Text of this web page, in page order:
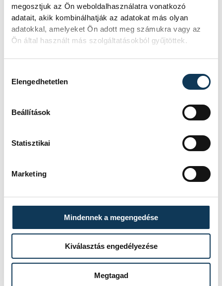
megosztjuk az Ön weboldalhasználatra vonatkozó
adatait, akik kombinálhatják az adatokat más olyan
adatokkal, amelyeket Ön adott meg számukra vagy az
Ön által használt más szolgáltatásokból gyűjtöttek.
Elengedhetetlen
Beállítások
Statisztikai
Marketing
Mindennek a megengedése
Kiválasztás engedélyezése
Megtagad
sport
futsal
VEHIR.HU Futsal Veszprém
FOTÓS
Tál
Dominik
Események